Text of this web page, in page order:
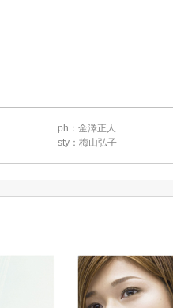
ph：金澤正人
sty：梅山弘子